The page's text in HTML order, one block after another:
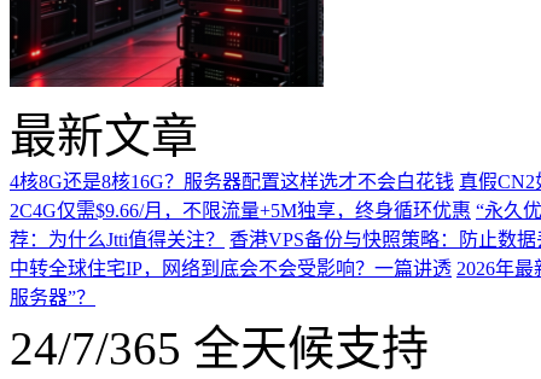
最新文章
4核8G还是8核16G？服务器配置这样选才不会白花钱 真假CN2
2C4G仅需$9.66/月，不限流量+5M独享，终身循环优惠 “永久
荐：为什么Jtti值得关注？
香港VPS备份与快照策略：防止数
中转全球住宅IP，网络到底会不会受影响？一篇讲透 2026年
服务器”？
24/7/365 全天候支持